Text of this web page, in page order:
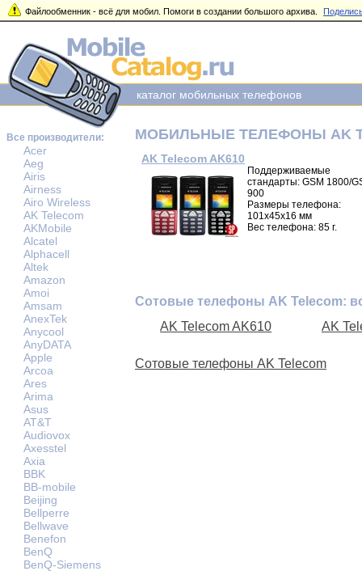
Файлообменник - всё для мобил. Помоги в создании большого архива.
Все производители:
Acer
Aeg
Airis
Airness
Airo Wireless
AK Telecom
AKMobile
Alcatel
Alphacell
Altek
Amazon
Amoi
Amsam
AnexTek
Anycool
AnyDATA
Apple
Arcoa
Ares
Arima
Asus
AT&T
Audiovox
Axesstel
Axia
BBK
BB-mobile
Beijing
Bellperre
Bellwave
Benefon
BenQ
BenQ-Siemens
каталог мобильных телефонов
МОБИЛЬНЫЕ ТЕЛЕФОНЫ AK
AK Telecom AK610
Поддерживаемые
стандарты: GSM 1800/
900
Размеры телефона:
101x45x16 мм
Вес телефона: 85 г.
Сотовые телефоны AK Telecom:
AK Telecom AK610
AK
Сотовые телефоны AK Telecom